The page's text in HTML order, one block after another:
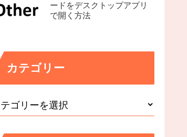
ードをデスクトップアプリ
で開く方法
カテゴリー